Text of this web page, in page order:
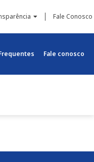
Fale Conosco
Fale conosco